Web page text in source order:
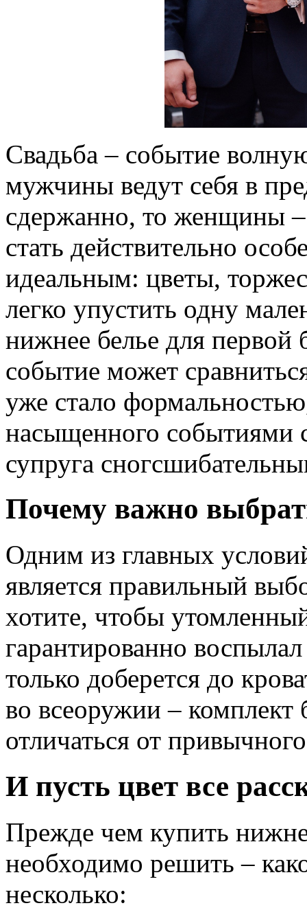
Свадьба – событие
мужчины ведут себя в
сдержанно, то женщины
стать действительно
идеальным: цветы,
легко упустить одну
нижнее белье для
событие может
уже стало
насыщенного событиями
супруга
Почему важно
Одним из главных
является правильный
хотите, чтобы
гарантированно
только доберется до
во всеоружии – комплект
отличаться от
И пусть цвет все
Прежде чем купить
необходимо решить –
несколько: